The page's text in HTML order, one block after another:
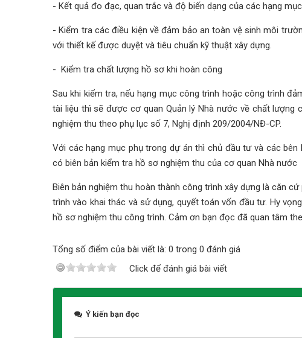
- Kết quả đo đạc, quan trắc và độ biến dạng của các hạng
- Kiểm tra các điều kiện về đảm bảo an toàn vệ sinh môi
với thiết kế được duyệt và tiêu chuẩn kỹ thuật xây dựng.
- Kiểm tra chất lượng hồ sơ khi hoàn công
Sau khi kiểm tra, nếu hạng mục công trình hoặc công trình
tài liệu thì sẽ được cơ quan Quản lý Nhà nước về chất lượng
nghiệm thu theo phụ lục số 7, Nghị định 209/2004/NĐ-CP.
Với các hạng mục phụ trong dự án thì chủ đầu tư và các
có biên bản kiểm tra hồ sơ nghiệm thu của cơ quan Nhà nước
Biên bản nghiệm thu hoàn thành công trình xây dựng là căn
trình vào khai thác và sử dụng, quyết toán vốn đầu tư. Hy
hồ sơ nghiệm thu công trình. Cảm ơn bạn đọc đã quan tâm
Tổng số điểm của bài viết là: 0 trong 0 đánh giá
Click để đánh giá bài viết
Ý kiến bạn đọc